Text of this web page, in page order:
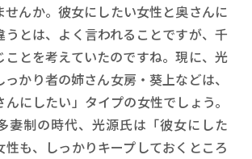
せんか。彼女にしたい女性と奥さんに
うとは、よく言われることですが、千
ことを考えていたのですね。現に、光
かり者の姉さん女房・葵上などは、
にしたい」タイプの女性でしょう。
妻制の時代、光源氏は「彼女にした
性も、しっかりキープしておくところ